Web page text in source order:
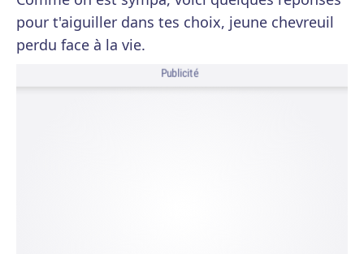
pour t'aiguiller dans tes choix, jeune chevreuil
perdu face à la vie.
Publicité